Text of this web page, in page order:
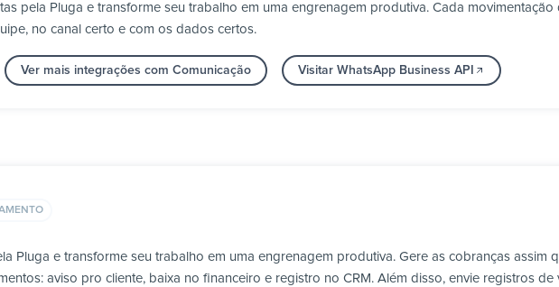
pela Pluga e transforme seu trabalho em uma engrenagem produtiva. Cada
no canal certo e com os dados certos.
Ver mais integrações com Comunicação Visitar WhatsApp Business API
Pluga e transforme seu trabalho em uma engrenagem produtiva. Gere as cobranças assim
aviso pro cliente, baixa no financeiro e registro no CRM. Além disso, envie registros de